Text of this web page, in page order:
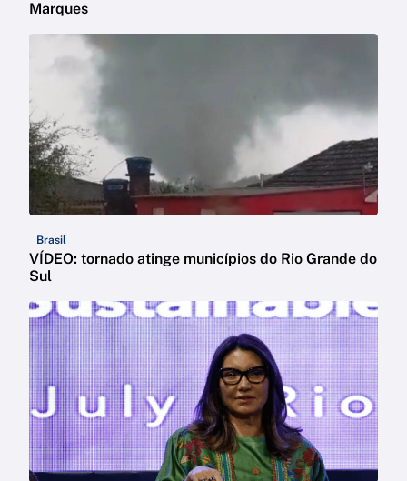
Marques
Brasil
VÍDEO: tornado atinge municípios do Rio Grande do
Sul